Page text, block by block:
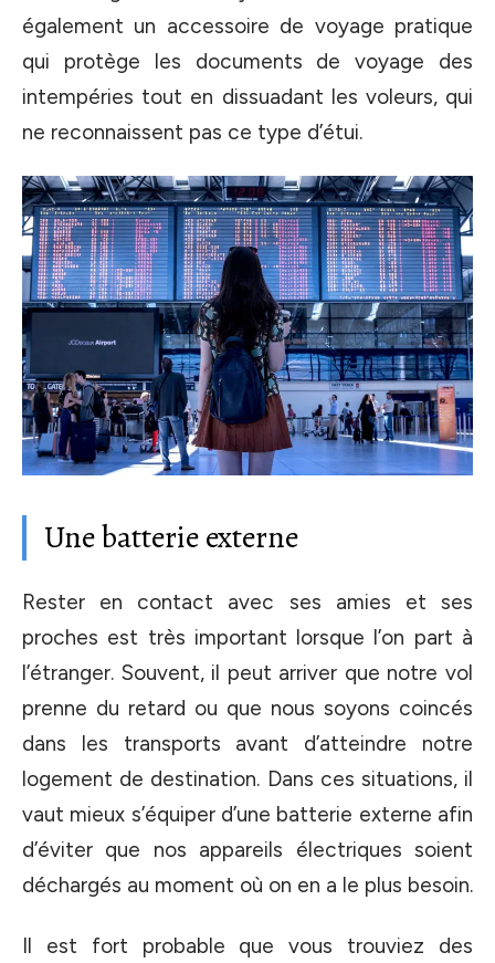
également un accessoire de voyage pratique
qui protège les documents de voyage des
intempéries tout en dissuadant les voleurs, qui
ne reconnaissent pas ce type d’étui.
Une batterie externe
Rester en contact avec ses amies et ses
proches est très important lorsque l’on part à
l’étranger. Souvent, il peut arriver que notre vol
prenne du retard ou que nous soyons coincés
dans les transports avant d’atteindre notre
logement de destination. Dans ces situations, il
vaut mieux s’équiper d’une batterie externe afin
d’éviter que nos appareils électriques soient
déchargés au moment où on en a le plus besoin.
Il est fort probable que vous trouviez des